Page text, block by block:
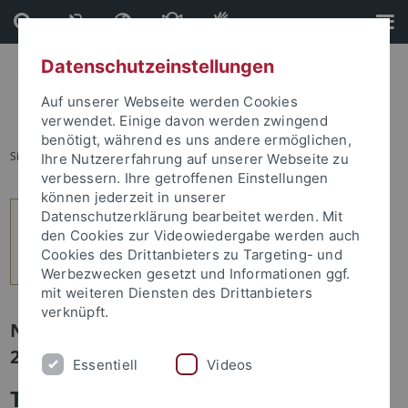
Direkt
zum
Inhalt
Direkt
zur
Fußleiste
Sie sind hier: Startseite ... 5
Newsletter Uni Tübingen aktuell Nr.
2/2026: Studium und Lehre
Theologie mit Christo und Jeanne-
Datenschutzeinstellungen
Auf unserer Webseite werden Cookies
verwendet. Einige davon werden zwingend
benötigt, während es uns andere ermöglichen,
Ihre Nutzererfahrung auf unserer Webseite zu
verbessern. Ihre getroffenen Einstellungen
können jederzeit in unserer
Datenschutzerklärung bearbeitet werden. Mit
den Cookies zur Videowiedergabe werden auch
Cookies des Drittanbieters zu Targeting- und
Werbezwecken gesetzt und Informationen ggf.
mit weiteren Diensten des Drittanbieters
verknüpft.
Essentiell Videos